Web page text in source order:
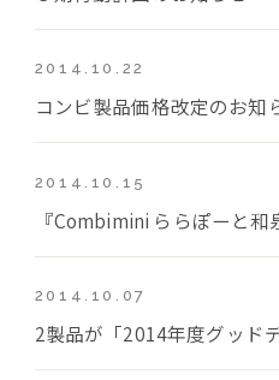
2014.10.22
コンビ製品価格改定のお知
2014.10.15
『Combimini ららぽーと
2014.10.07
2製品が「2014年度グッド